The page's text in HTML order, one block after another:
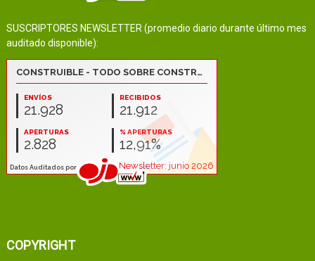
SUSCRIPTORES NEWSLETTER (promedio diario durante último mes
auditado disponible):
COPYRIGHT